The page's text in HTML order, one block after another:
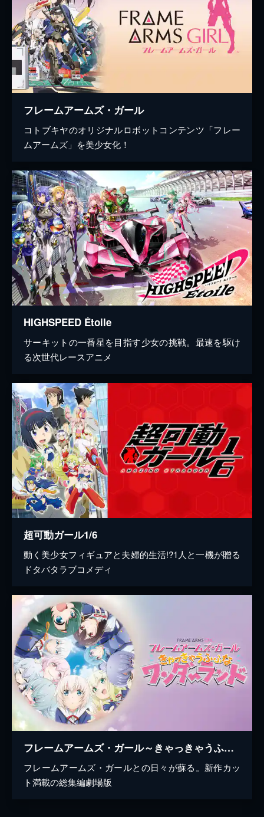
フレームアームズ・ガール
コトブキヤのオリジナルロボットコンテンツ「フレー
ムアームズ」を美少女化！
HIGHSPEED Étoile
サーキットの一番星を目指す少女の挑戦。最速を駆け
る次世代レースアニメ
超可動ガール1/6
動く美少女フィギュアと夫婦的生活!?1人と一機が贈る
ドタバタラブコメディ
フレームアームズ・ガール～きゃっきゃうふふなワンダーランド～
フレームアームズ・ガールとの日々が蘇る。新作カッ
ト満載の総集編劇場版